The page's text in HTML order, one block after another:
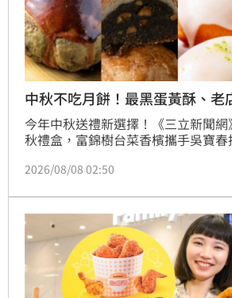
中秋不吃月餅！最黑蛋黃酥、老
今年中秋送禮新選擇！《三立新聞
秋禮盒，富錦樹台菜香檳攜手吳寶
點則創意打造「黑莎青花椒麻酥」。
「瀨戶內檸檬蛋糕」，查理布朗烘
BAC及協興蛋業亦祭出精品級中秋
覆傳統，推出「真的蟹蟹」軟殼蟹料
2026/08/08 02:50